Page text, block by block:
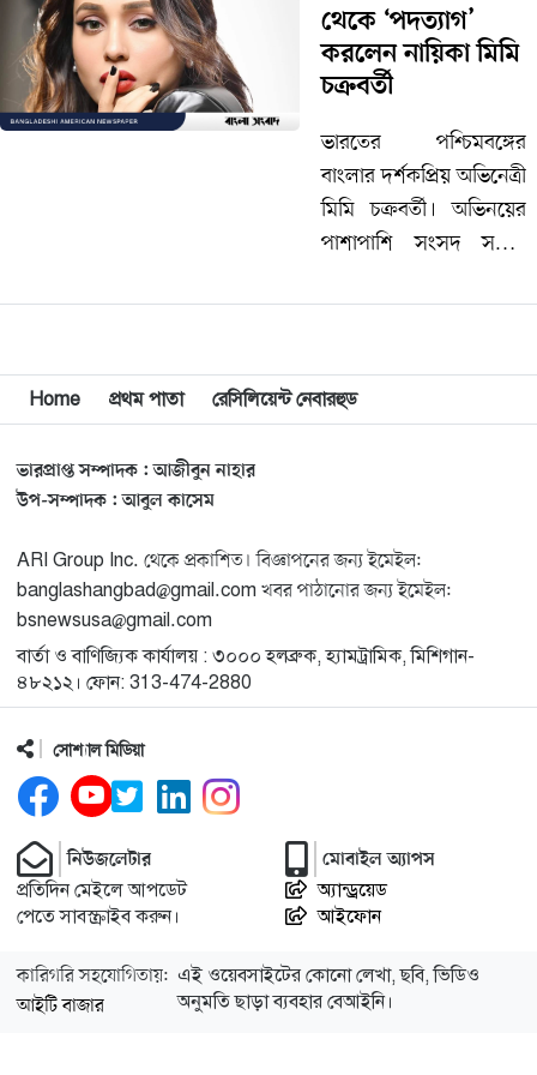
পেতে যাচ্ছে আমেরিকা,
কানাডা, অস্ট্রেলিয়া ও
বেলজিয়ামে।…
থেকে ‘পদত্যাগ’
করলেন নায়িকা মিমি
চক্রবর্তী
ভারতের পশ্চিমবঙ্গের
বাংলার দর্শকপ্রিয় অভিনেত্রী
মিমি চক্রবর্তী। অভিনয়ের
পাশাপাশি সংসদ সদস্য
করেছেন। তবে সংসদ
না চেয়ে পদত্যাগপত্র
দিয়েছেন এই অভিনেত্রী।
Home প্রথম পাতা রেসিলিয়েন্ট নেবারহুড
ভারপ্রাপ্ত সম্পাদক : আজীবুন নাহার
উপ-সম্পাদক : আবুল কাসেম
ARI Group Inc. থেকে প্রকাশিত। বিজ্ঞাপনের জন্য ইমেইল:
banglashangbad@gmail.com খবর পাঠানোর জন্য ইমেইল:
bsnewsusa@gmail.com
বার্তা ও বাণিজ্যিক কার্যালয় : ৩০০০ হলব্রুক, হ্যামট্রামিক, মিশিগান-
৪৮২১২। ফোন: 313-474-2880
সোশ্যাল মিডিয়া
নিউজলেটার
প্রতিদিন মেইলে আপডেট
পেতে সাবস্ক্রাইব করুন।
মোবাইল অ্যাপস
অ্যান্ড্রয়েড
আইফোন
কারিগরি সহযোগিতায়:
আইটি বাজার
এই ওয়েবসাইটের কোনো লেখা, ছবি, ভিডিও
অনুমতি ছাড়া ব্যবহার বেআইনি।